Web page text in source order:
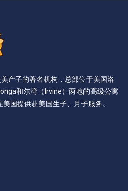
产子的著名机构，总部位于美国洛
和尔湾（Irvine）两地的高级公寓
国提供赴美国生子、月子服务。